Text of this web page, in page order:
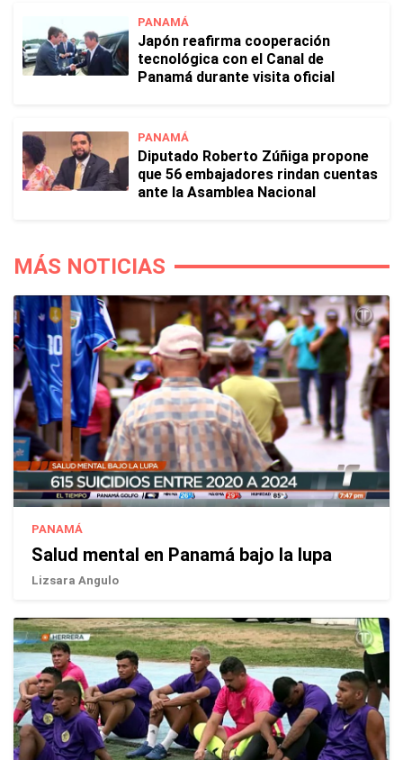
PANAMÁ
Japón reafirma cooperación
tecnológica con el Canal de
Panamá durante visita oficial
PANAMÁ
Diputado Roberto Zúñiga propone
que 56 embajadores rindan cuentas
ante la Asamblea Nacional
MÁS NOTICIAS
PANAMÁ
Salud mental en Panamá bajo la lupa
Lizsara Angulo